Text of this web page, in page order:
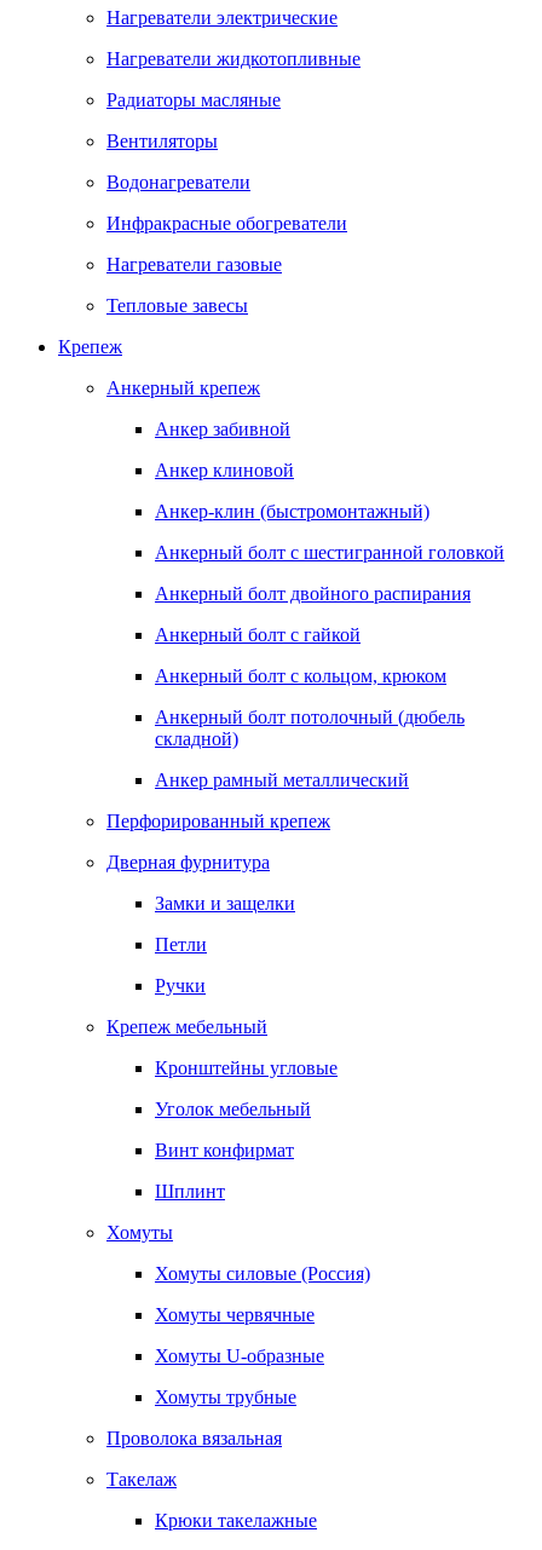
Нагреватели электрические
Нагреватели жидкотопливные
Радиаторы масляные
Вентиляторы
Водонагреватели
Инфракрасные обогреватели
Нагреватели газовые
Тепловые завесы
Крепеж
Анкерный крепеж
Анкер забивной
Анкер клиновой
Анкер-клин (быстромонтажный)
Анкерный болт с шестигранной головкой
Анкерный болт двойного распирания
Анкерный болт с гайкой
Анкерный болт с кольцом, крюком
Анкерный болт потолочный (дюбель
складной)
Анкер рамный металлический
Перфорированный крепеж
Дверная фурнитура
Замки и защелки
Петли
Ручки
Крепеж мебельный
Кронштейны угловые
Уголок мебельный
Винт конфирмат
Шплинт
Хомуты
Хомуты силовые (Россия)
Хомуты червячные
Хомуты U-образные
Хомуты трубные
Проволока вязальная
Такелаж
Крюки такелажные